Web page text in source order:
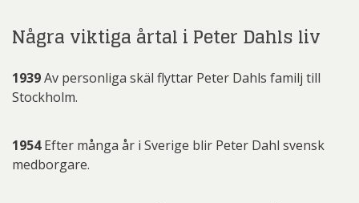
Några viktiga årtal i Peter Dahls liv
1939Av personliga skäl flyttar Peter Dahls familj till
Stockholm.
1954Efter många år i Sverige blir Peter Dahl svensk
medborgare.